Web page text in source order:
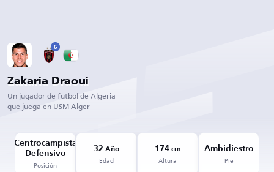
6
Zakaria Draoui
Un jugador de fútbol de Algeria
que juega en USM Alger
Centrocampista
Defensivo
Posición
32 Año
Edad
174cm
Altura
Ambidiestro
Pie